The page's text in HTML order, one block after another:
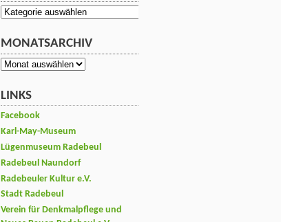
Themen
MONATSARCHIV
Monatsarchiv
LINKS
Facebook
Karl-May-Museum
Lügenmuseum Radebeul
Radebeul Naundorf
Radebeuler Kultur e.V.
Stadt Radebeul
Verein für Denkmalpflege und